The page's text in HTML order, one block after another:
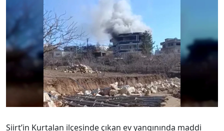
Siirt’in Kurtalan ilçesinde çıkan ev yangınında maddi